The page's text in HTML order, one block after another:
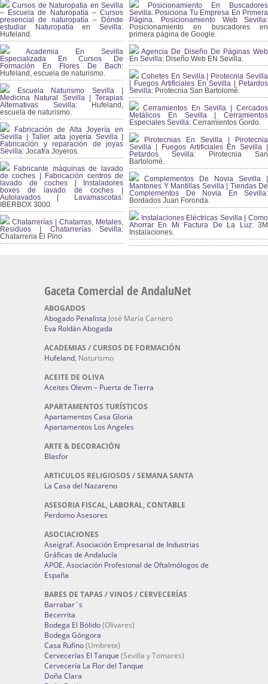
Cursos de Naturopatia en Sevilla
– Escuela de Naturopatía – Cursos
presencial de naturopatía – Dónde
estudiar Naturopatía en Sevilla:
Hufeland.
Academia En Sevilla
Especializada En Cursos De
Formación En Flores De Bach:
Hufeland, escuela de naturismo.
Escuela Naturismo Sevilla |
Medicina Natural Sevilla | Terapias
Alternativas Sevilla: Hufeland,
escuela de naturismo.
Fabricación de Alta Joyería en
Sevilla | Taller alta joyería Sevilla |
Fabricación y reparación de joyas
Sevilla: Jocafra Joyeros.
Fabricante máquinas de lavado
de coches | Fabricación centros de
lavado de coches | Instaladores
boxes de lavado de coches |
Autolavados | Lavamascotas:
IBERBOX 3000.
Chatarrerías | Chatarras, Metales,
Residuos | Chatarrerías Sevilla:
Chatarreria El Pino
Posicionamiento En Buscadores
Sevilla. Posiciona Tu Empresa En Primera
Página. Posicionamiento Web Sevilla:
Posicionamiento en buscadores en
primera página de Google.
Agencia De Diseño De Páginas Web
En Sevilla: Diseño Web EN Sevilla.
Cohetes En Sevilla | Pirotecnia Sevilla
| Fuegos Artificiales En Sevilla | Petardos
Sevilla: Pirotecnia San Bartolomé.
Cerramientos En Sevilla | Cercados
Metálicos En Sevilla | Cerramientos
Especiales Sevilla: Cerramientos Gordo.
Pirotecnias En Sevilla | Pirotecnia
Sevilla | Fuegos Artificiales En Sevilla |
Petardos Sevilla: Pirotecnia San
Bartolomé.
Complementos De Novia Sevilla |
Mantones Y Mantillas Sevilla | Tiendas De
Complementos De Novia En Sevilla:
Bordados Juan Foronda.
Instalaciones Eléctricas Sevilla | Como
Ahorrar En Mi Factura De La Luz:3M
Instalaciones.
Gaceta Comercial de AndaluNet
ABOGADOS
Abogado Penalista José María Carnero
Eva Roldán Abogada
ACADEMIAS / CURSOS DE FORMACIÓN
Hufeland, Naturismo
ACEITE DE OLIVA
Aceites Olevm – Puerta de Tierra
APARTAMENTOS TURÍSTICOS
Apartamentos Casa Gloria
Apartamentos Los Angeles
ARTE & DECORACIÓN
Blasfor
ARTICULOS RELIGIOSOS / SEMANA SANTA
La Casa del Nazareno
ASESORIA FISCAL, LABORAL, CONTABLE
Perdomo Asesores
ASOCIACIONES
Aseigraf. Asociación Empresarial de Industrias
Gráficas de Andalucía
APOE. Asociación Profesional de Oftalmólogos de
España
BARES DE TAPAS / VINOS / CERVECERÍAS
Barrabar´s
Becerrita
Bodega El Bólido(Olivares)
Bodega Góngora
Casa Rufino(Umbrete)
Cervecerías El Tanque (Sevilla y Tomares)
Cervecería La Flor del Tanque
Doña Clara